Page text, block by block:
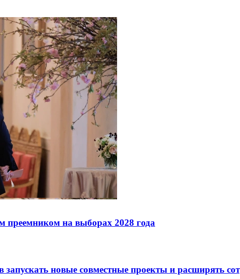
преемником на выборах 2028 года
новые совместные проекты и расширять